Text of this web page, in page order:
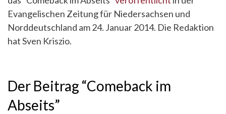
Evangelischen Zeitung für Niedersachsen und
Norddeutschland am 24. Januar 2014. Die Redaktion
hat Sven Kriszio.
Der Beitrag “Comeback im
Abseits”